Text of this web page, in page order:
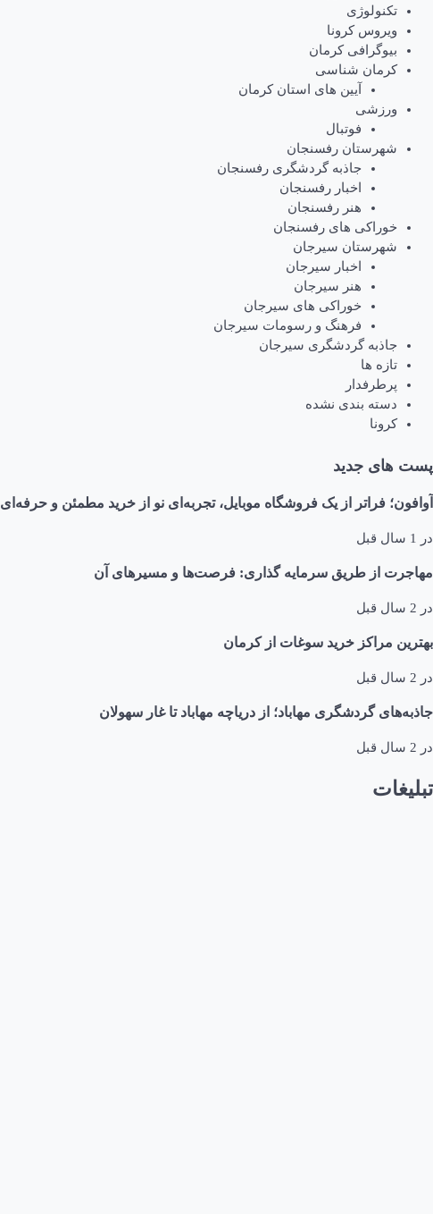
تکنولوژی
ویروس کرونا
بیوگرافی کرمان
کرمان شناسی
آیین های استان کرمان
ورزشی
فوتبال
شهرستان رفسنجان
جاذبه گردشگری رفسنجان
اخبار رفسنجان
هنر رفسنجان
خوراکی های رفسنجان
شهرستان سیرجان
اخبار سیرجان
هنر سیرجان
خوراکی های سیرجان
فرهنگ و رسومات سیرجان
جاذبه گردشگری سیرجان
تازه ها
پرطرفدار
دسته بندی نشده
کرونا
پست های جدید
آوافون؛ فراتر از یک فروشگاه موبایل، تجربه‌ای نو از خرید مطمئن و حرفه‌ای
در 1 سال قبل
مهاجرت از طریق سرمایه گذاری: فرصت‌ها و مسیرهای آن
در 2 سال قبل
بهترین مراکز خرید سوغات از کرمان
در 2 سال قبل
جاذبه‌های گردشگری مهاباد؛ از دریاچه مهاباد تا غار سهولان
در 2 سال قبل
تبلیغات